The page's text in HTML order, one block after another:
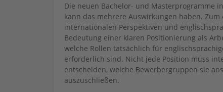
Die neuen Bachelor- und Masterprogramme
kann das mehrere Auswirkungen haben.
internationalen Perspektiven und
Bedeutung einer klaren Positionierung als
welche Rollen tatsächlich für
erforderlich sind. Nicht jede Position muss
entscheiden, welche Bewerbergruppen sie
auszuschließen.